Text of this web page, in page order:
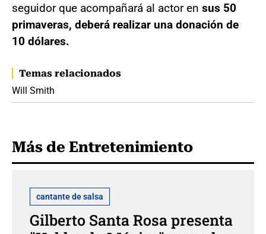
seguidor que acompañará al actor en sus 50
primaveras, deberá realizar una donación de
10 dólares.
Temas relacionados
Will Smith
Más de Entretenimiento
cantante de salsa
Gilberto Santa Rosa presenta